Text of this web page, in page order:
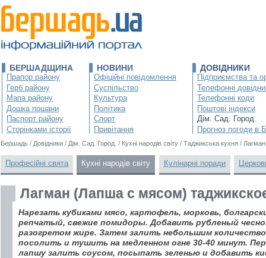
БЕРШАДЩИНА
Прапор району
Герб району
Мапа району
Дошка пошани
Паспорт району
Сторінками історії
НОВИНИ
Офіційні повідомлення
Суспільство
Культура
Політика
Спорт
Привітання
ДОВІДНИКИ
Підприємства та
Телефонні
Телефонні коди
Поштові індекси
Дім. Сад. Город.
Прогноз погоди в
Бершадь / Довідники / Дім. Сад. Город. / Кухні народів світу / Таджикська кухня /
Професійні свята Кухні народів світу Кулінарні поради
Лагман (Лапша с мясом)
Нарезать кубиками мясо, картофель, морковь,
репчатый, свежие помидоры. Добавить рубленый
разогретом жире. Затем залить небольшим
посолить и тушить на медленном огне 30-40 минут.
лапшу залить соусом, посыпать зеленью и добавить